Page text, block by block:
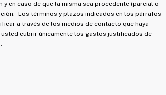
en caso de que la misma sea procedente (parcial o
Los términos y plazos indicados en los párrafos
a través de los medios de contacto que haya
cubrir únicamente los gastos justificados de